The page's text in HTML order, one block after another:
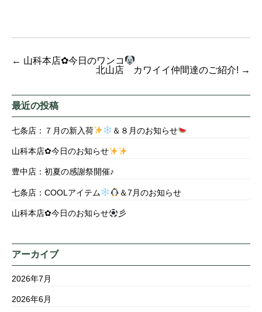
← 山科本店✿今日のワンコ
北山店 カワイイ仲間達のご紹介! →
最近の投稿
七条店：７月の新入荷 ＆８月のお知らせ
山科本店✿今日のお知らせ
豊中店：初夏の感謝祭開催♪
七条店：COOLアイテム ＆7月のお知らせ
山科本店✿今日のお知らせ 彡
アーカイブ
2026年7月
2026年6月